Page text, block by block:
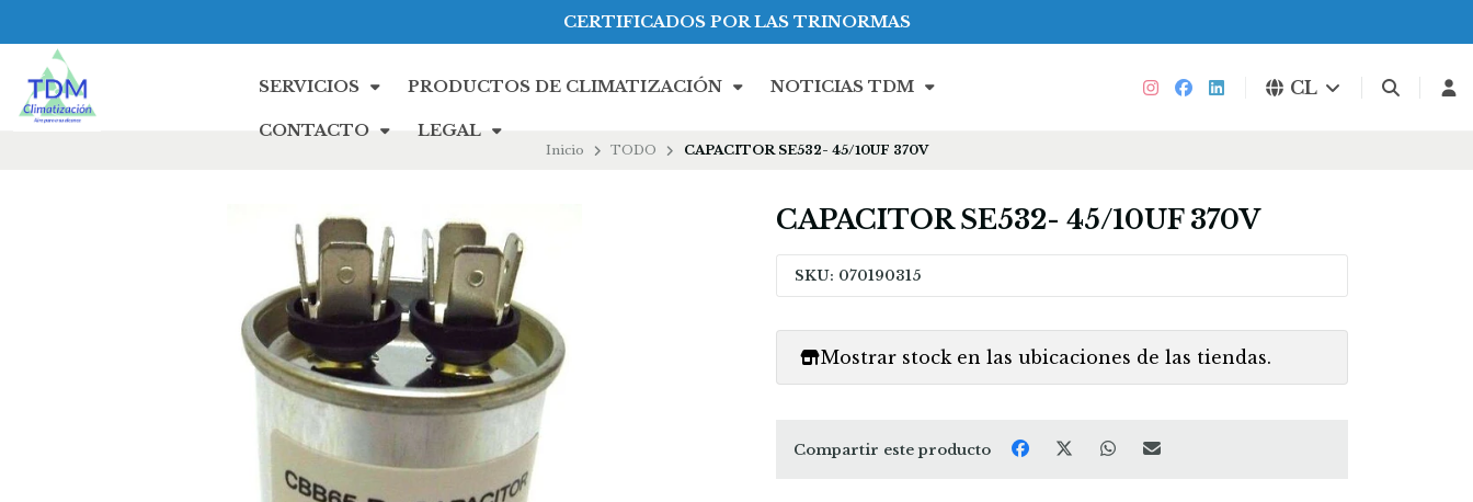
SERVICIOS PRODUCTOS DE CLIMATIZACIÓN NOTICIAS TDM
CONTACTO LEGAL
CL
CERTIFICADOS POR LAS TRINORMAS
Inicio TODO CAPACITOR SE532- 45/10UF 370V
CAPACITOR SE532- 45/10UF 370V
SKU: 070190315
Mostrar stock en las ubicaciones de las tiendas.
Compartir este producto